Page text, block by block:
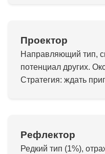
Проектор
Направляющий тип,
потенциал других.
Стратегия: ждать
Рефлектор
Редкий тип (1%),